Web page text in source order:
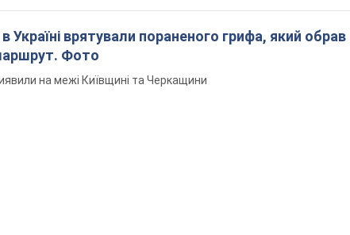
Україні врятували пораненого грифа, який
Фото
на межі Київщині та Черкащини